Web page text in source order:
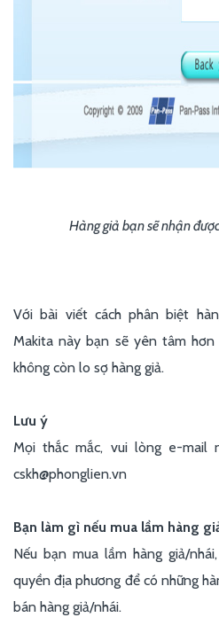
Hàng giả bạn sẽ nhận
Với bài viết cách phân biệt
Makita này bạn sẽ yên tâm
không còn lo sợ hàng giả.
Lưu ý
Mọi thắc mắc, vui lòng e-mail
cskh@phonglien.vn
Bạn làm gì nếu mua lầm hàng
Nếu bạn mua lầm hàng giả/
quyền địa phương để có những
bán hàng giả/nhái.